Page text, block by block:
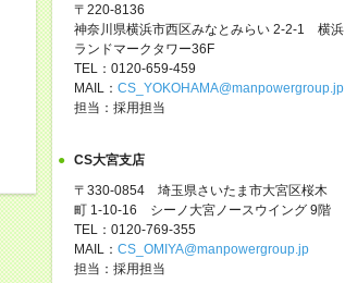
〒220-8136
神奈川県横浜市西区みなとみらい 2-2-1 横浜
ランドマークタワー36F
TEL：0120-659-459
MAIL： CS_YOKOHAMA@manpowergroup.jp
担当：採用担当
CS大宮支店
〒330-0854 埼玉県さいたま市大宮区桜木
町 1-10-16 シーノ大宮ノースウイング 9階
TEL：0120-769-355
MAIL： CS_OMIYA@manpowergroup.jp
担当：採用担当